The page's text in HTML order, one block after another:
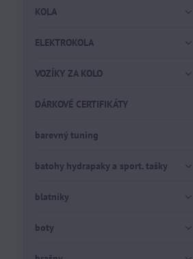
KOLA
ELEKTROKOLA
VOZÍKY ZA KOLO
DÁRKOVÉ CERTIFIKÁTY
barevný tuning
batohy hydrapaky a sport. tašky
blatníky
boty